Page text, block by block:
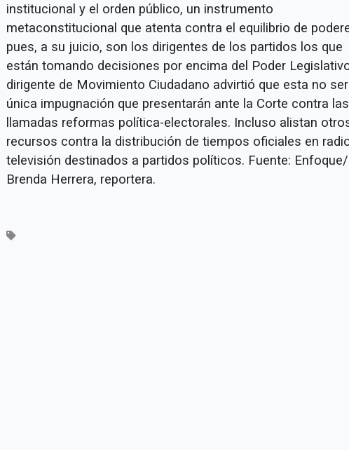
institucional y el orden público, un instrumento
metaconstitucional que atenta contra el equilibrio de
pues, a su juicio, son los dirigentes de los partidos los que
están tomando decisiones por encima del Poder
dirigente de Movimiento Ciudadano advirtió que esta no
única impugnación que presentarán ante la Corte contra las
llamadas reformas política-electorales. Incluso alistan
recursos contra la distribución de tiempos oficiales en
televisión destinados a partidos políticos. Fuente: Enfoque/
Brenda Herrera, reportera.